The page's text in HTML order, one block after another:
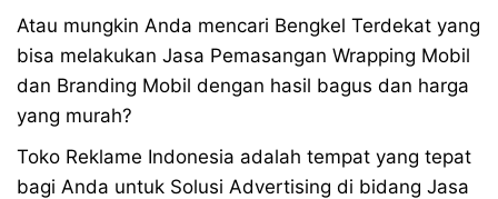
Atau mungkin Anda mencari Bengkel Terdekat yang
bisa melakukan Jasa Pemasangan Wrapping Mobil
dan Branding Mobil dengan hasil bagus dan harga
yang murah?
Toko Reklame Indonesia adalah tempat yang tepat
bagi Anda untuk Solusi Advertising di bidang Jasa